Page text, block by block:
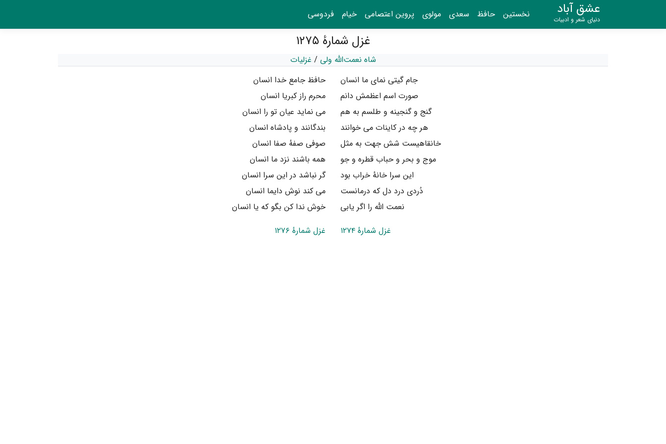
عشق آباد
دنیای شعر و ادبیات نخستین حافظ سعدی مولوی پروین اعتصامی خیام فردوسی
غزل شمارهٔ ۱۲۷۵
شاه نعمت‌الله ولی / غزلیات
جام گیتی نمای ما انسان
حافظ جامع خدا انسان
صورت اسم اعظمش دانم
محرم راز کبریا انسان
گنج و گنجینه و طلسم به هم
می نماید عیان تو را انسان
هر چه در کاینات می خوانند
بندگانند و پادشاه انسان
خانقاهیست شش جهت به مثل
صوفی صفهٔ صفا انسان
موج و بحر و حباب قطره و جو
همه باشند نزد ما انسان
این سرا خانهٔ خراب بود
گر نباشد در این سرا انسان
دُردی درد دل که درمانست
می کند نوش دایما انسان
نعمت الله را اگر یابی
خوش ندا کن بگو که یا انسان
غزل شمارهٔ ۱۲۷۴
غزل شمارهٔ ۱۲۷۶